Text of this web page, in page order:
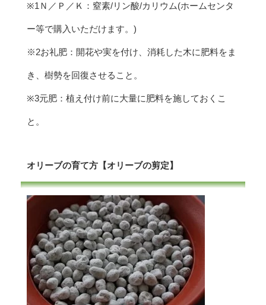
※1Ｎ／Ｐ／Ｋ：窒素/リン酸/カリウム(ホームセンタ
ー等で購入いただけます。)
※2お礼肥：開花や実を付け、消耗した木に肥料をま
き、樹勢を回復させること。
※3元肥：植え付け前に大量に肥料を施しておくこ
と。
オリーブの育て方【オリーブの剪定】